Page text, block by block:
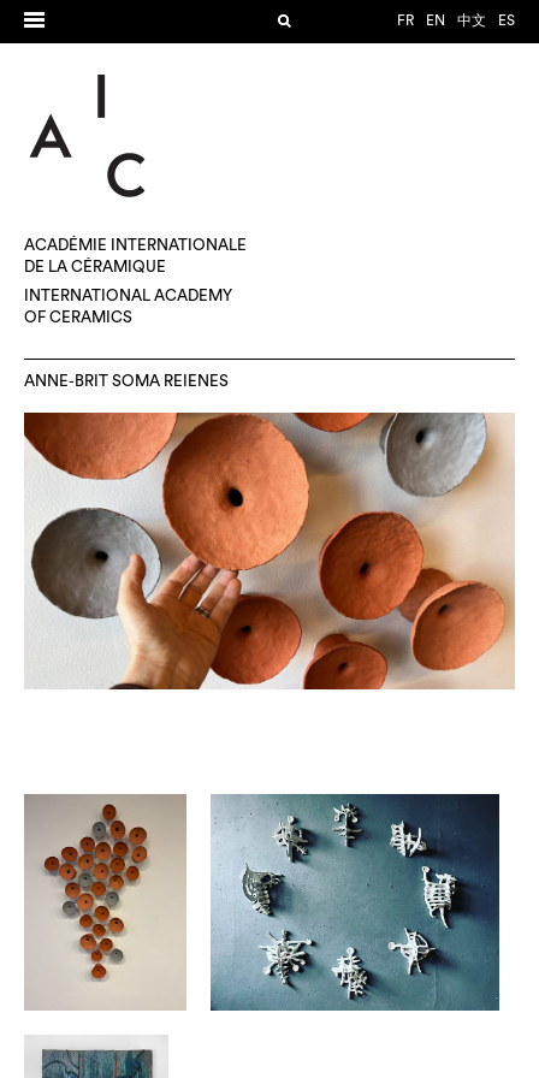
FR EN 中文 ES
ACADÉMIE INTERNATIONALE
DE LA CÉRAMIQUE
INTERNATIONAL ACADEMY
OF CERAMICS
ANNE-BRIT SOMA REIENES